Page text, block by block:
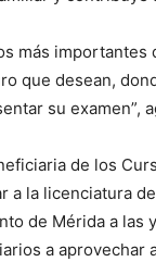
más
que desean,
su examen”,
de los
a la licenciatura
de Mérida a
a aprovechar